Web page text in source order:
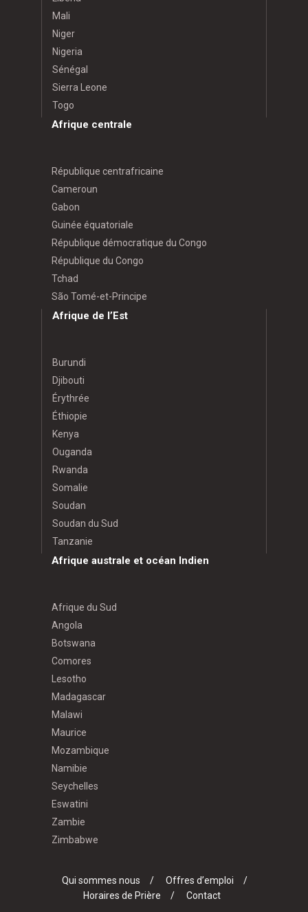
Mali
Niger
Nigeria
Sénégal
Sierra Leone
Togo
Afrique centrale
République centrafricaine
Cameroun
Gabon
Guinée équatoriale
République démocratique du Congo
République du Congo
Tchad
São Tomé-et-Principe
Afrique de l’Est
Burundi
Djibouti
Érythrée
Éthiopie
Kenya
Ouganda
Rwanda
Somalie
Soudan
Soudan du Sud
Tanzanie
Afrique australe et océan Indien
Afrique du Sud
Angola
Botswana
Comores
Lesotho
Madagascar
Malawi
Maurice
Mozambique
Namibie
Seychelles
Eswatini
Zambie
Zimbabwe
Qui sommes nous
Offres d’emploi
Horaires de Prière
Contact